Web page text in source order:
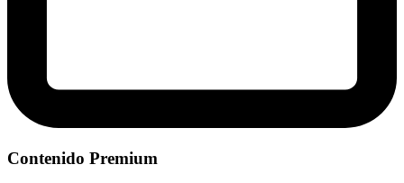
Contenido Premium